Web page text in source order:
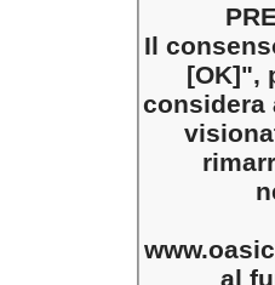
Il
[OK]",
considera
al